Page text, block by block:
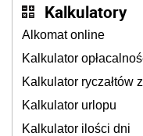
Kalkulatory
Alkomat online
Kalkulator
Kalkulator ryczałtów
Kalkulator urlopu
Kalkulator ilości dni